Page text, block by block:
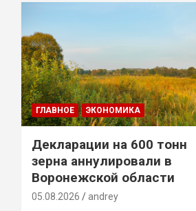
ГЛАВНОЕ ЭКОНОМИКА
Декларации на 600 тонн
зерна аннулировали в
Воронежской области
05.08.2026 andrey